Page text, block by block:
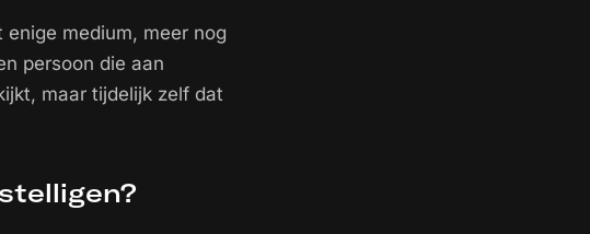
medium, meer nog
persoon die aan
maar tijdelijk zelf dat